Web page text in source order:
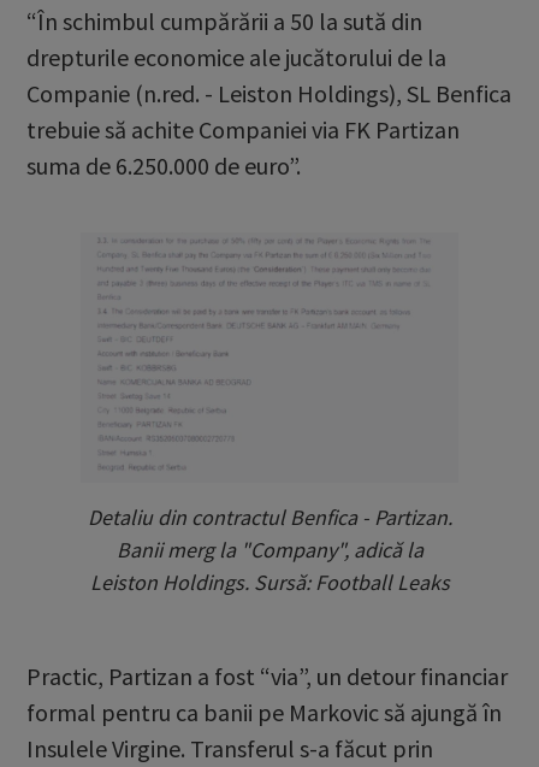
“În schimbul cumpărării a 50 la sută din
drepturile economice ale jucătorului de la
Companie (n.red. - Leiston Holdings), SL Benfica
trebuie să achite Companiei via FK Partizan
suma de 6.250.000 de euro”.
Detaliu din contractul Benfica - Partizan.
Banii merg la "Company", adică la
Leiston Holdings. Sursă: Football Leaks
Practic, Partizan a fost “via”, un detour financiar
formal pentru ca banii pe Markovic să ajungă în
Insulele Virgine. Transferul s-a făcut prin